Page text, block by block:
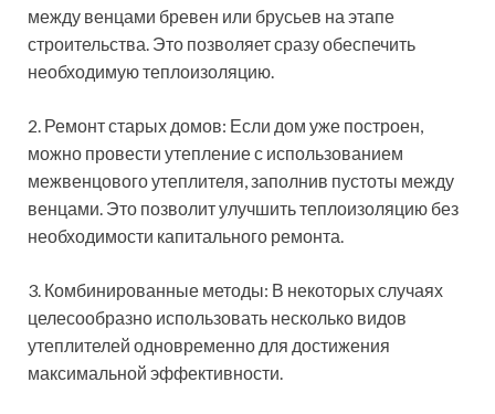
между венцами бревен или брусьев на этапе
строительства. Это позволяет сразу обеспечить
необходимую теплоизоляцию.
2. Ремонт старых домов: Если дом уже построен,
можно провести утепление с использованием
межвенцового утеплителя, заполнив пустоты между
венцами. Это позволит улучшить теплоизоляцию без
необходимости капитального ремонта.
3. Комбинированные методы: В некоторых случаях
целесообразно использовать несколько видов
утеплителей одновременно для достижения
максимальной эффективности.